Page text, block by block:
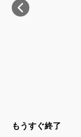
もうすぐ終了